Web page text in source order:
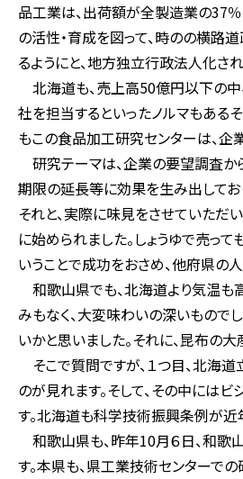
品工業は、出荷額が全製造業の37
の活性・育成を図って、時のの横路
るようにと、地方独立行政法人化され
北海道も、売上高50億円以下の中
社を担当するといったノルマもある
もこの食品加工研究センターは、企
研究テーマは、企業の要望調査か
期限の延長等に効果を生み出してお
それと、実際に味見をさせていただ
に始められました。しょうゆで売っ
いうことで成功をおさめ、他府県の
和歌山県でも、北海道より気温も
みもなく、大変味わいの深いもので
いかと思いました。それに、昆布の
そこで質問ですが、１つ目、北海
のが見れます。そして、その中には
す。北海道も科学技術振興条例が
和歌山県も、昨年10月６日、和
す。本県も、県工業技術センターで